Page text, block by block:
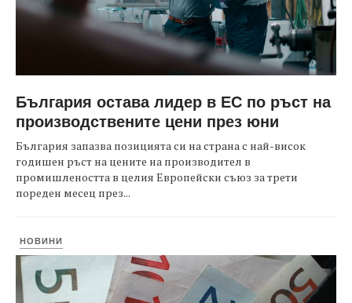
България остава лидер в ЕС по ръст на
производствените цени през юни
България запазва позицията си на страна с най-висок
годишен ръст на цените на производител в
промишлеността в целия Европейски съюз за трети
пореден месец през...
НОВИНИ